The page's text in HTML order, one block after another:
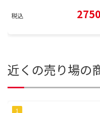
税込
近くの売り場の